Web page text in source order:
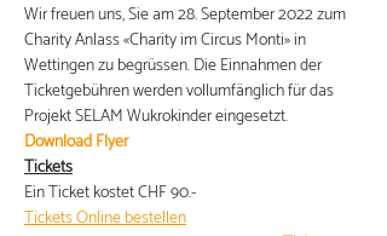
Wir freuen uns, Sie am 28. September 2022 zum
Charity Anlass «Charity im Circus Monti» in
Wettingen zu begrüssen. Die Einnahmen der
Ticketgebühren werden vollumfänglich für das
Projekt SELAM Wukrokinder eingesetzt.
Download Flyer
Tickets
Ein Ticket kostet CHF 90.-
Tickets Online bestellen